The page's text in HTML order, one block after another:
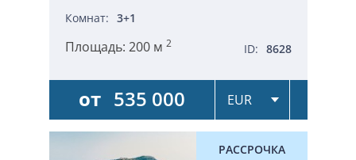
Комнат: 3+1
Площадь: 200 м 2 ID: 8628
от 535 000
РАССРОЧКА